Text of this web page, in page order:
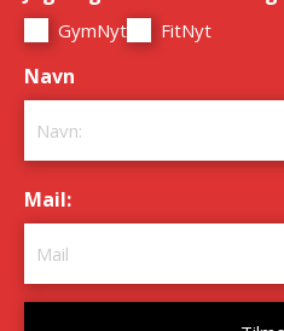
GymNyt FitNyt
Navn
Mail: